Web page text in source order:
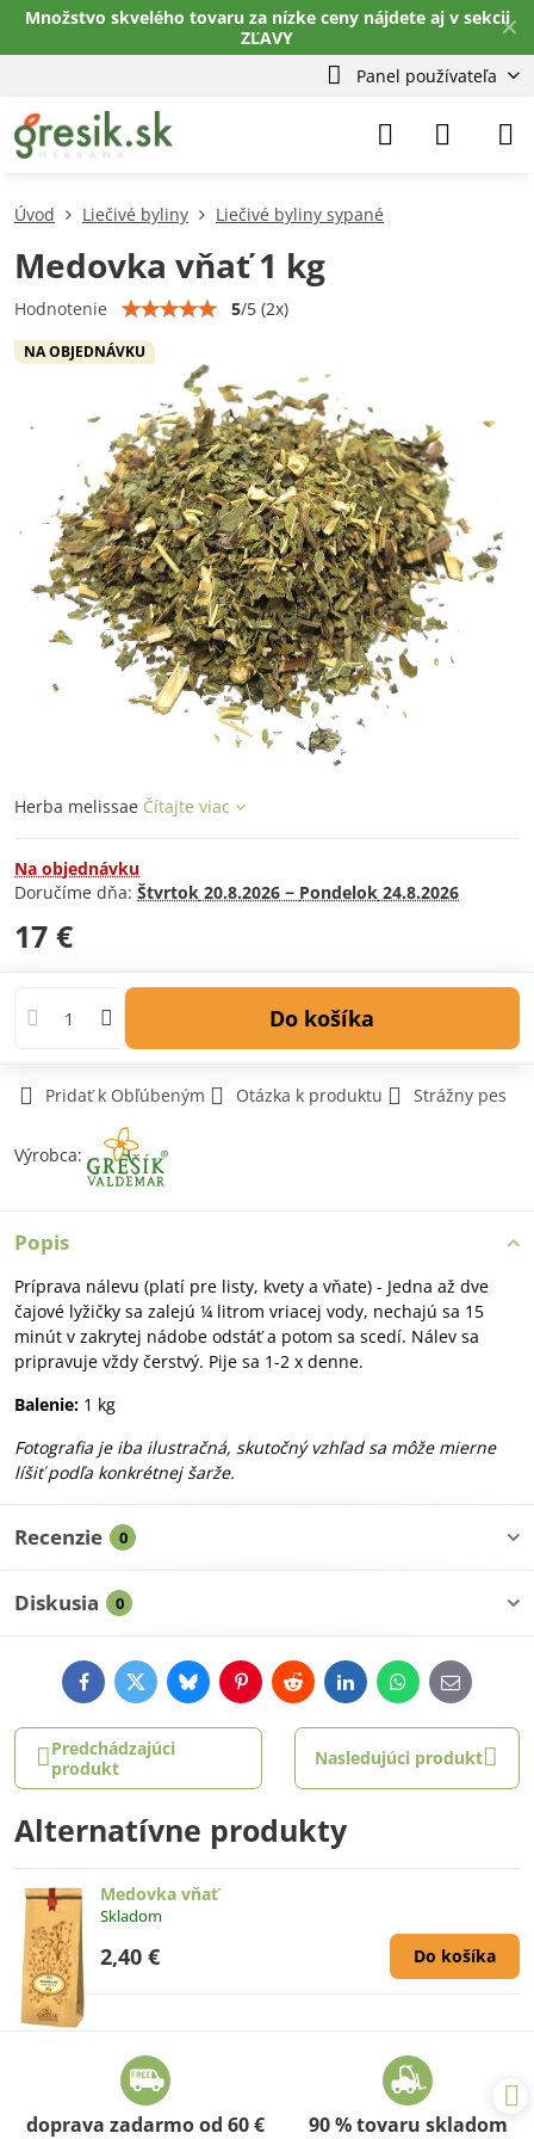
✕
Množstvo skvelého tovaru za nízke ceny nájdete aj v sekcii
ZĽAVY
Panel používateľa
NA OBJEDNÁVKU
Úvod Liečivé byliny Liečivé byliny sypané
Medovka vňať 1 kg
Hodnotenie 5/5 (2x)
Herba melissae Čítajte viac
Na objednávku
Doručíme dňa: Štvrtok 20.8.2026 − Pondelok 24.8.2026
17 €
Do košíka
Pridať k Obľúbeným Otázka k produktu Strážny pes
Výrobca:
Popis
Príprava nálevu (platí pre listy, kvety a vňate) - Jedna až dve
čajové lyžičky sa zalejú ¼ litrom vriacej vody, nechajú sa 15
minút v zakrytej nádobe odstáť a potom sa scedí. Nálev sa
pripravuje vždy čerstvý. Pije sa 1-2 x denne.
Balenie: 1 kg
Fotografia je iba ilustračná, skutočný vzhľad sa môže mierne
líšiť podľa konkrétnej šarže.
Recenzie 0
Diskusia 0
FacebookTwitterBlueskyPinterestRedditLinkedInWhatsApp
E-
mail
Predchádzajúci
produkt
Nasledujúci produkt
Alternatívne produkty
Medovka vňať
Skladom
2,40 € Do košíka
doprava zadarmo od 60 € 90 % tovaru skladom